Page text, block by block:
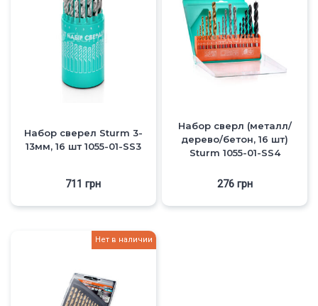
Набор сверел Sturm 3-
13мм, 16 шт 1055-01-SS3
711грн
Набор сверл (металл/
дерево/бетон, 16 шт)
Sturm 1055-01-SS4
276 грн
Нет в наличии